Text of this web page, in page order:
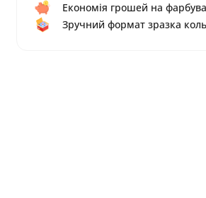
Економія грошей на
Зручний формат зразка